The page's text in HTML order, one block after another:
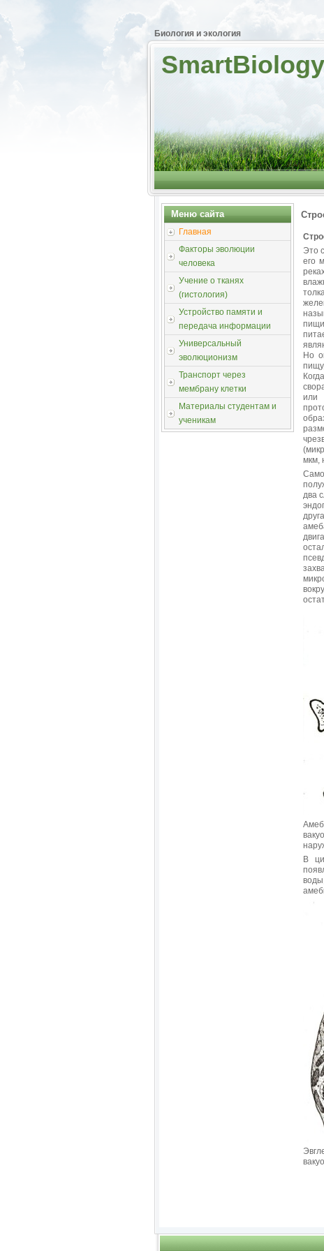
Биология и экология
Меню сайта
Главная
Факторы эволюции
человека
Учение о тканях
(гистология)
Устройство памяти и
передача информации
Универсальный
эволюционизм
Транспорт через
мембрану клетки
Материалы студентам и
ученикам
Это
его
Но
или
мкм,
два
В